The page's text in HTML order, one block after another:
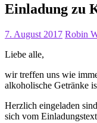
Einladung zu
7. August 2017 Robin
Liebe alle,
wir treffen uns wie
alkoholische Getränke
Herzlich eingeladen
sich vom